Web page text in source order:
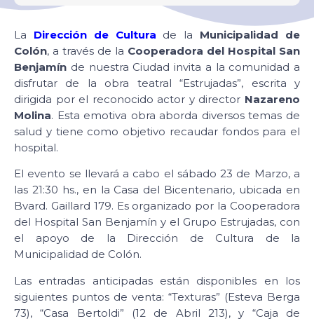
La Dirección de Cultura de la Municipalidad de
Colón, a través de la Cooperadora del Hospital San
Benjamín de nuestra Ciudad invita a la comunidad a
disfrutar de la obra teatral “Estrujadas”, escrita y
dirigida por el reconocido actor y director Nazareno
Molina. Esta emotiva obra aborda diversos temas de
salud y tiene como objetivo recaudar fondos para el
hospital.
El evento se llevará a cabo el sábado 23 de Marzo, a
las 21:30 hs., en la Casa del Bicentenario, ubicada en
Bvard. Gaillard 179. Es organizado por la Cooperadora
del Hospital San Benjamín y el Grupo Estrujadas, con
el apoyo de la Dirección de Cultura de la
Municipalidad de Colón.
Las entradas anticipadas están disponibles en los
siguientes puntos de venta: “Texturas” (Esteva Berga
73), “Casa Bertoldi” (12 de Abril 213), y “Caja de